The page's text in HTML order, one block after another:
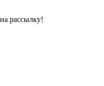
рассылку!